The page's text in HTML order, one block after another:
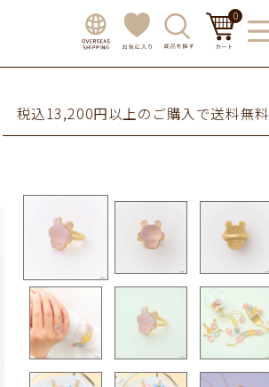
0
税込13,200円以上のご購入で送料無料